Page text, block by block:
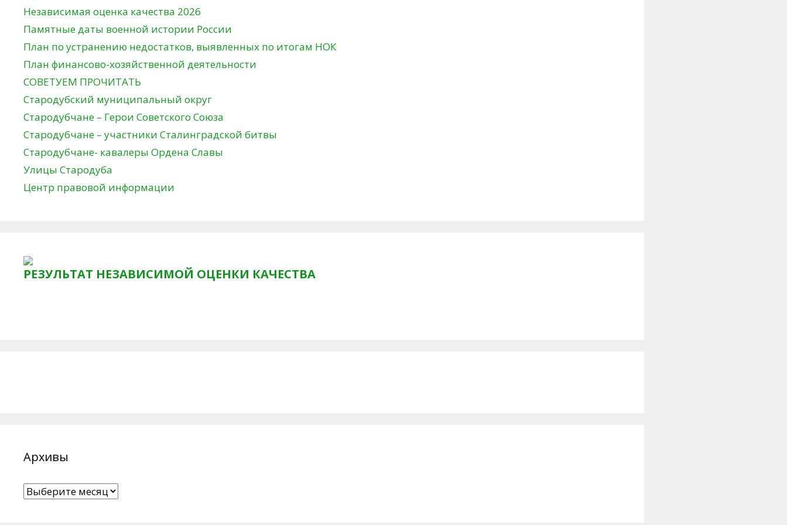
Независимая оценка качества 2026
Памятные даты военной истории России
План по устранению недостатков, выявленных по итогам НОК
План финансово-хозяйственной деятельности
СОВЕТУЕМ ПРОЧИТАТЬ
Стародубский муниципальный округ
Стародубчане – Герои Советского Союза
Стародубчане – участники Сталинградской битвы
Стародубчане- кавалеры Ордена Славы
Улицы Стародуба
Центр правовой информации
РЕЗУЛЬТАТ НЕЗАВИСИМОЙ ОЦЕНКИ КАЧЕСТВА
Архивы
Архивы